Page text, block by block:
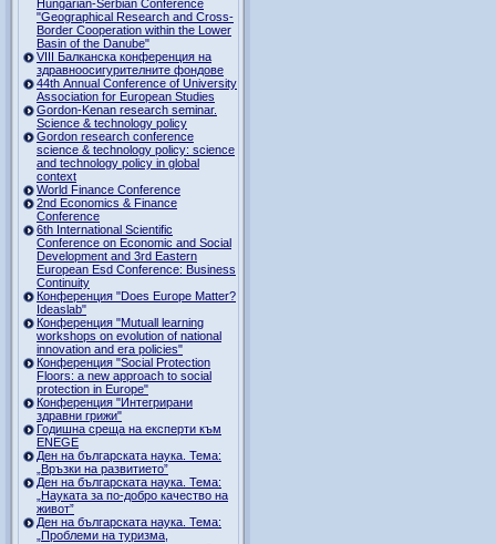
Hungarian-Serbian Conference
"Geographical Research and Cross-
Border Cooperation within the Lower
Basin of the Danube"
VIII Балканска конференция на
здравноосигурителните фондове
44th Annual Conference of University
Association for European Studies
Gordon-Kenan research seminar.
Science & technology policy
Gordon research сonference
science & technology policy: science
and technology policy in global
context
World Finance Conference
2nd Economics & Finance
Conference
6th International Scientific
Conference оn Economic and Social
Development and 3rd Eastern
European Esd Conference: Business
Continuity
Конференция "Does Europe Matter?
Ideaslab"
Конференция "Mutuall learning
workshops on evolution of national
innovation and era policies"
Конференция "Social Protection
Floors: a new approach to social
protection in Europe"
Конференция "Интегрирани
здравни грижи"
Годишна среща на експерти към
ENEGE
Ден на българската наука. Тема:
„Връзки на развитието”
Ден на българската наука. Тема:
„Науката за по-добро качество на
живот”
Ден на българската наука. Тема:
„Проблеми на туризма,